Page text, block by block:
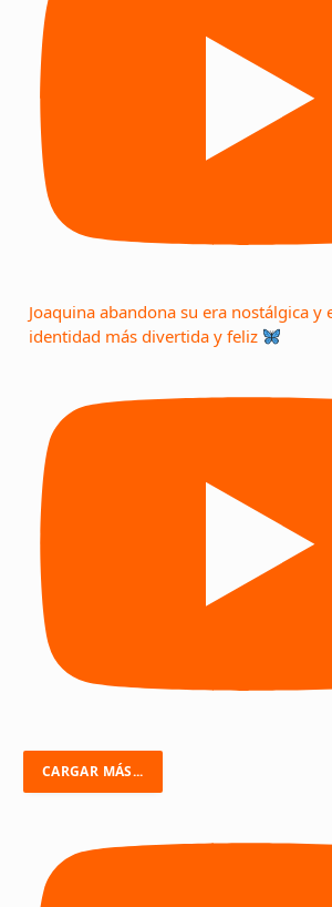
Joaquina abandona su era nostálgica y
identidad más divertida y feliz
CARGAR MÁS...